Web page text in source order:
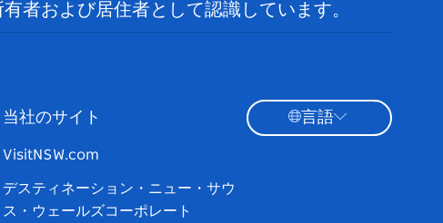
者および居住者として認識しています。
当社のサイト
VisitNSW.com
デスティネーション・ニュー・サウ
ス・ウェールズコーポレート
言語